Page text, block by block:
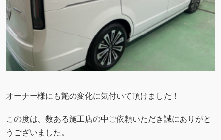
オーナー様にも艶の変化に気付いて頂けました！
この度は、数ある施工店の中ご依頼いただき誠にありがと
うございました。